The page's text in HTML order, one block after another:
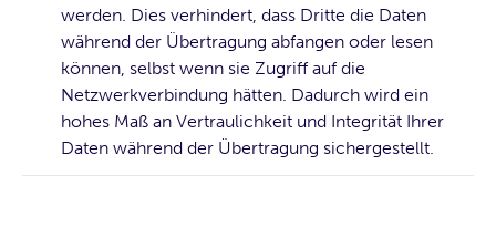
werden. Dies verhindert, dass Dritte die Daten
während der Übertragung abfangen oder lesen
können, selbst wenn sie Zugriff auf die
Netzwerkverbindung hätten. Dadurch wird ein
hohes Maß an Vertraulichkeit und Integrität Ihrer
Daten während der Übertragung sichergestellt.